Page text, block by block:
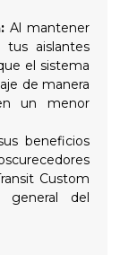
Al mantener
tus aislantes
el sistema
de manera
un menor
beneficios
Custom
general del